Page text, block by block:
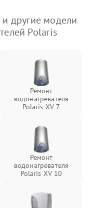
другие модели
Polaris
Ремонт
водонагревателя
Polaris XV 7
Ремонт
водонагревателя
Polaris XV 10